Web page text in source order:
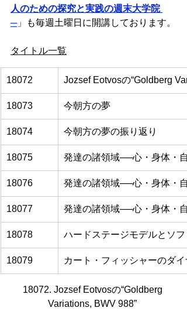
人のための探究と実践の週末大学院
─」も毎週土曜日に開講しております。
タイトル一覧
18072 Jozsef Eotvosの“Goldberg
18073 今朝方の夢
18074 今朝方の夢の振り返り
18075 発達の諸領域──心・身体・
18076 発達の諸領域──心・身体・
18077 発達の諸領域──心・身体・
18078 ハードステージモデルとソフ
18079 カート・フィッシャーのダ
18072. Jozsef Eotvosの“Goldberg
Variations, BWV 988”